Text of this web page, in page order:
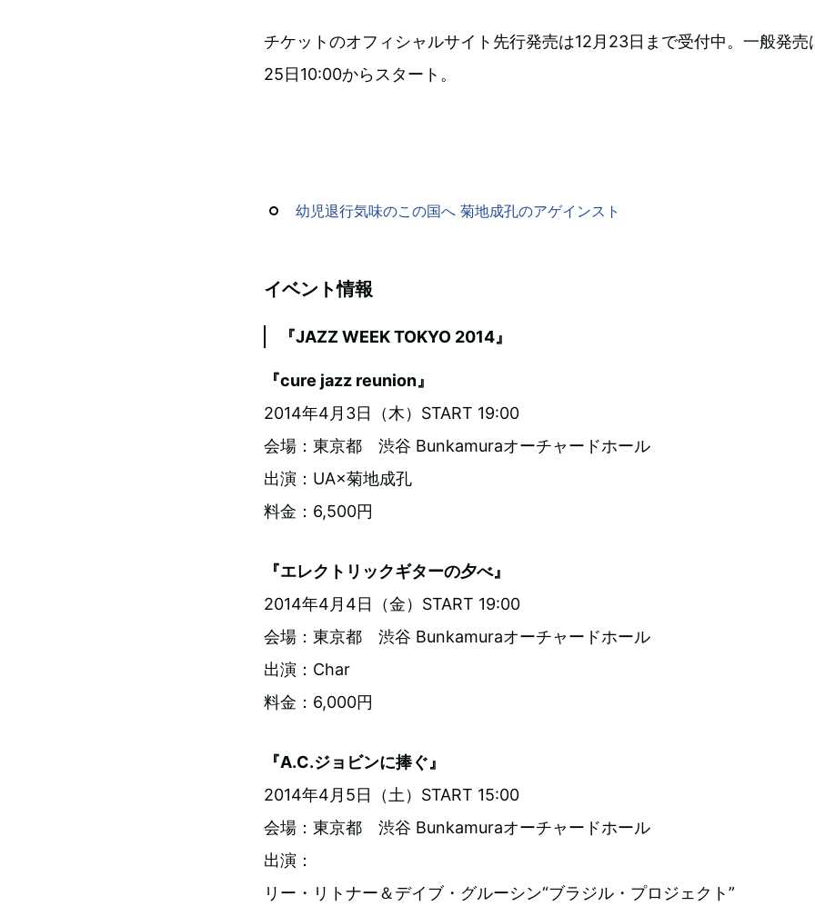
チケットのオフィシャルサイト先行発売は12月23日まで受付中。一般発売
25日10:00からスタート。
幼児退行気味のこの国へ 菊地成孔のアゲインスト
イベント情報
『JAZZ WEEK TOKYO 2014』
『cure jazz reunion』
2014年4月3日（木）START 19:00
会場：東京都 渋谷 Bunkamuraオーチャードホール
出演：UA×菊地成孔
料金：6,500円
『エレクトリックギターの夕べ』
2014年4月4日（金）START 19:00
会場：東京都 渋谷 Bunkamuraオーチャードホール
出演：Char
料金：6,000円
『A.C.ジョビンに捧ぐ』
2014年4月5日（土）START 15:00
会場：東京都 渋谷 Bunkamuraオーチャードホール
出演：
リー・リトナー＆デイブ・グルーシン“ブラジル・プロジェクト”